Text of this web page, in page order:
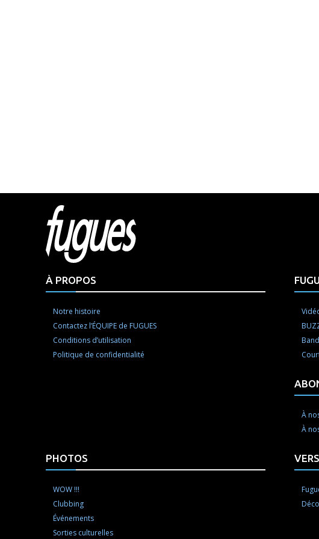
À PROPOS
Notre histoire
Contactez l’ÉQUIPE de FUGUES
Conditions d’utilisation
Politique de confidentialité
À
À
PHOTOS
WOW !!!
Clubbing
Événements
Sorties culturelles